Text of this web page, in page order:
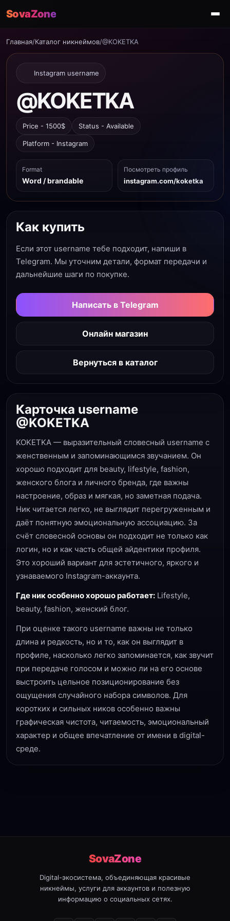
SovaZone
Главная/Каталог никнеймов/@KOKETKA
Instagram username
@KOKETKA
Price - 1500$ Status - Available
Platform - Instagram
Format
Word / brandable
Посмотреть профиль
instagram.com/koketka
Как купить
Если этот username тебе подходит, напиши в
Telegram. Мы уточним детали, формат передачи и
дальнейшие шаги по покупке.
Написать в Telegram
Онлайн магазин
Вернуться в каталог
Карточка username
@KOKETKA
KOKETKA — выразительный словесный username с
женственным и запоминающимся звучанием. Он
хорошо подходит для beauty, lifestyle, fashion,
женского блога и личного бренда, где важны
настроение, образ и мягкая, но заметная подача.
Ник читается легко, не выглядит перегруженным и
даёт понятную эмоциональную ассоциацию. За
счёт словесной основы он подходит не только как
логин, но и как часть общей айдентики профиля.
Это хороший вариант для эстетичного, яркого и
узнаваемого Instagram-аккаунта.
Где ник особенно хорошо работает: Lifestyle,
beauty, fashion, женский блог.
При оценке такого username важны не только
длина и редкость, но и то, как он выглядит в
профиле, насколько легко запоминается, как звучит
при передаче голосом и можно ли на его основе
выстроить цельное позиционирование без
ощущения случайного набора символов. Для
коротких и сильных ников особенно важны
графическая чистота, читаемость, эмоциональный
характер и общее впечатление от имени в digital-
среде.
SovaZone
Digital-экосистема, объединяющая красивые
никнеймы, услуги для аккаунтов и полезную
информацию о социальных сетях.